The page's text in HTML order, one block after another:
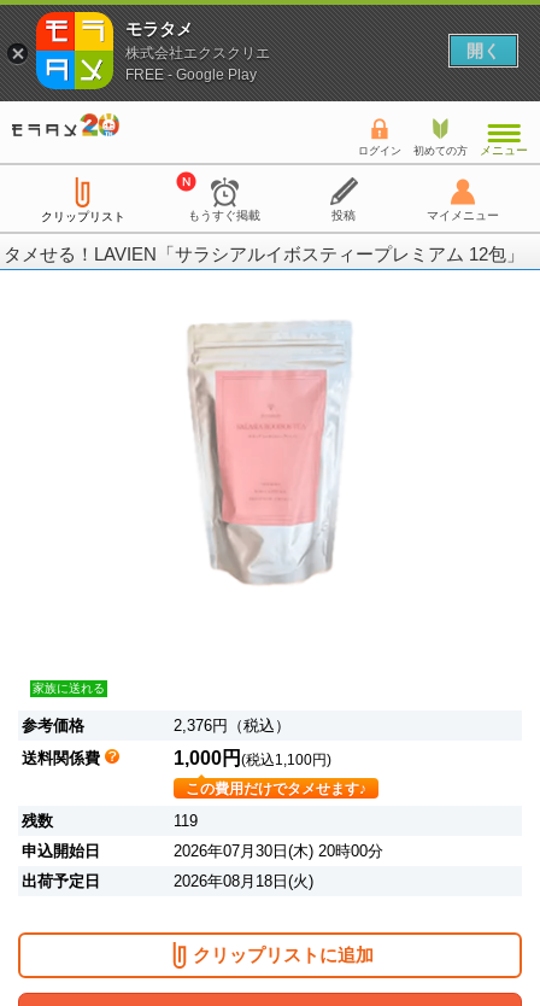
ログイン 初めての方 メニュー
クリップリスト もうすぐ掲載 投稿 マイメニュー
タメせる！LAVIEN「サラシアルイボスティープレミアム 12包」
家族に送れる
参考価格
2,376円（税込）
送料関係費
1,000円 (税込1,100円)
この費用だけでタメせます♪
残数
119
申込開始日
2026年07月30日(木) 20時00分
出荷予定日
2026年08月18日(火)
クリップリストに追加
モラタメ
株式会社エクスクリエ
FREE - Google Play
開く